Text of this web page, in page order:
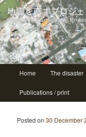
地震を直す
earthquake
| ニシコ Nishiko
Skip to primary
Skip to secondary
Home The disaster
Publications / print
Post navigation
Posted on30 December